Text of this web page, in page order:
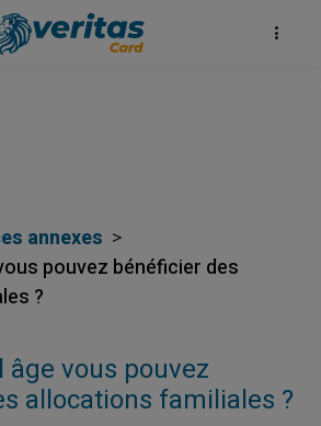
annexes
pouvez bénéficier des
?
âge vous pouvez
allocations familiales ?